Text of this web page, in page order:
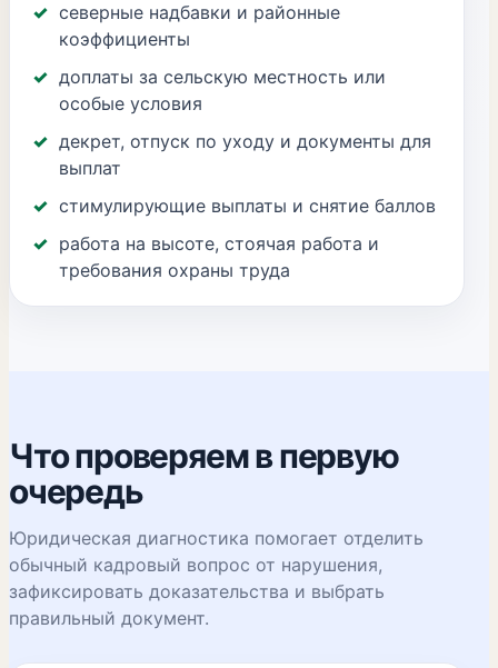
северные надбавки и районные
коэффициенты
доплаты за сельскую местность или
особые условия
декрет, отпуск по уходу и документы для
выплат
стимулирующие выплаты и снятие баллов
работа на высоте, стоячая работа и
требования охраны труда
Что проверяем в первую
очередь
Юридическая диагностика помогает отделить
обычный кадровый вопрос от нарушения,
зафиксировать доказательства и выбрать
правильный документ.